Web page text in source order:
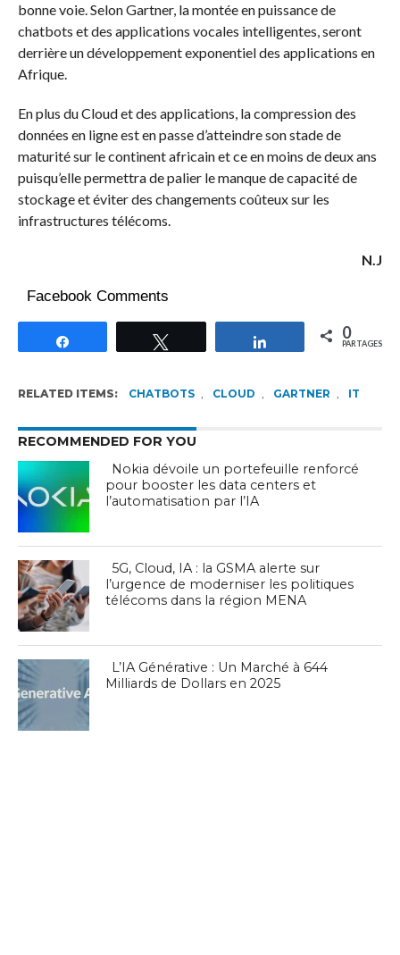
bonne voie. Selon Gartner, la montée en puissance de
chatbots et des applications vocales intelligentes, seront
derrière un développement exponentiel des applications en
Afrique.
En plus du Cloud et des applications, la compression des
données en ligne est en passe d’atteindre son stade de
maturité sur le continent africain et ce en moins de deux ans
puisqu’elle permettra de palier le manque de capacité de
stockage et éviter des changements coûteux sur les
infrastructures télécoms.
N.J
Facebook Comments
Partagez 0
PARTAGES
RELATED ITEMS: CHATBOTS , CLOUD , GARTNER , IT
RECOMMENDED FOR YOU
Nokia dévoile un portefeuille renforcé
pour booster les data centers et
l’automatisation par l’IA
5G, Cloud, IA : la GSMA alerte sur
l’urgence de moderniser les politiques
télécoms dans la région MENA
L’IA Générative : Un Marché à 644
Milliards de Dollars en 2025